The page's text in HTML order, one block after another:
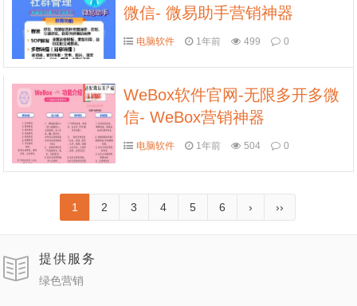
微信- 微易助手营销神器
电脑软件 1年前 499 0
WeBox软件官网-无限多开多微
信- WeBox营销神器
电脑软件 1年前 504 0
1 2 3 4 5 6 › ››
提供服务
绿色营销